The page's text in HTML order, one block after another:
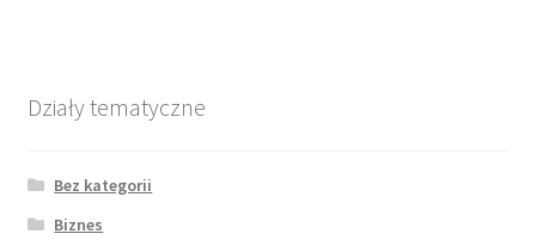
Działy tematyczne
Bez kategorii
Biznes